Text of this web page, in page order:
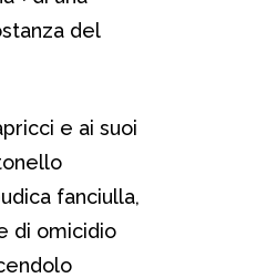
del
e ai suoi
fanciulla,
di omicidio